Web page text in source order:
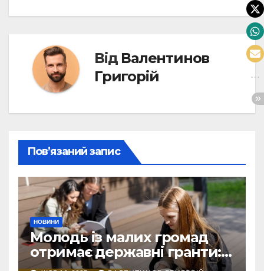
Від Валентинов
Григорій
Пов’язаний запис
НОВИНИ
Молодь із малих громад
отримає державні гранти:
виплати сягатимуть 200